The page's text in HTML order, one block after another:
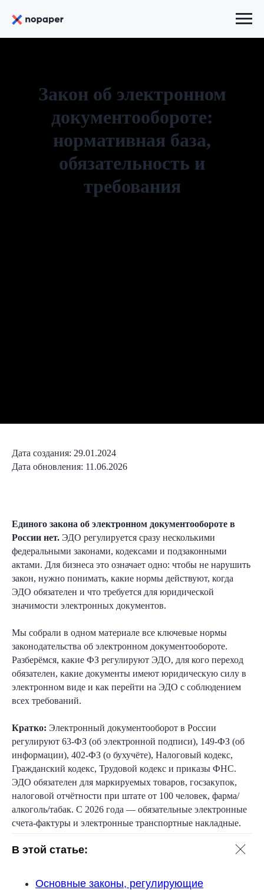
Закон об электронном
документообороте:
нормативная база,
обязательность и
требования
Дата создания: 29.01.2024
Дата обновления: 11.06.2026
Единого закона об электронном документообороте в
России нет. ЭДО регулируется сразу несколькими
федеральными законами, кодексами и подзаконными
актами. Для бизнеса это означает одно: чтобы не нарушить
закон, нужно понимать, какие нормы действуют, когда
ЭДО обязателен и что требуется для юридической
значимости электронных документов.
Мы собрали в одном материале все ключевые нормы
законодательства об электронном документообороте.
Разберёмся, какие ФЗ регулируют ЭДО, для кого переход
обязателен, какие документы имеют юридическую силу в
электронном виде и как перейти на ЭДО с соблюдением
всех требований.
Кратко: Электронный документооборот в России
регулируют 63-ФЗ (об электронной подписи), 149-ФЗ (об
информации), 402-ФЗ (о бухучёте), Налоговый кодекс,
Гражданский кодекс, Трудовой кодекс и приказы ФНС.
ЭДО обязателен для маркируемых товаров, госзакупок,
налоговой отчётности при штате от 100 человек, фарма/
алкоголь/табак. С 2026 года — обязательные электронные
счета-фактуры и электронные транспортные накладные.
В этой статье:
Основные законы, регулирующие